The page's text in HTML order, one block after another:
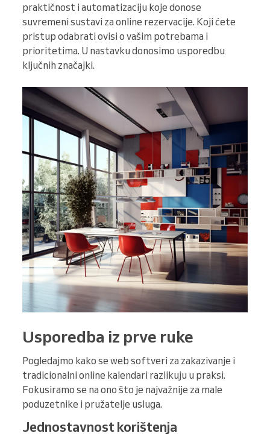
praktičnost i automatizaciju koje donose
suvremeni sustavi za online rezervacije. Koji ćete
pristup odabrati ovisi o vašim potrebama i
prioritetima. U nastavku donosimo usporedbu
ključnih značajki.
Usporedba iz prve ruke
Pogledajmo kako se web softveri za zakazivanje i
tradicionalni online kalendari razlikuju u praksi.
Fokusiramo se na ono što je najvažnije za male
poduzetnike i pružatelje usluga.
Jednostavnost korištenja